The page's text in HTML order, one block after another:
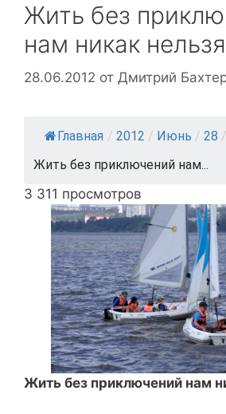
Жить без
нам никак
28.06.2012 от Дмитрий
Главная / 2012 / Июнь / 28 /
Жить без приключений нам...
3 311 просмотров
Жить без приключений нам